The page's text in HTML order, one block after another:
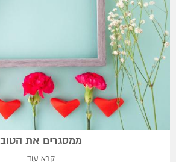
ממסגרים את הטוב
קרא עוד